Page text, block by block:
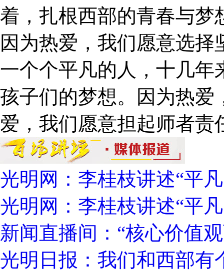
着，扎根西部的青春与梦
因为热爱，我们愿意选择
一个个平凡的人，十几年
孩子们的梦想。因为热爱
爱，我们愿意担起师者责
光明网：李桂枝讲述“平
光明网：李桂枝讲述“平
新闻直播间：“核心价值
光明日报：我们和西部有